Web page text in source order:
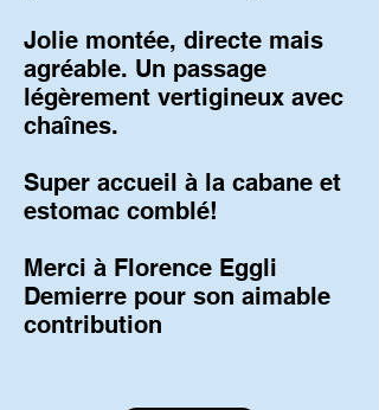
Jolie montée, directe mais
agréable. Un passage
légèrement vertigineux avec
chaînes.
Super accueil à la cabane et
estomac comblé!
Merci à Florence Eggli
Demierre pour son aimable
contribution